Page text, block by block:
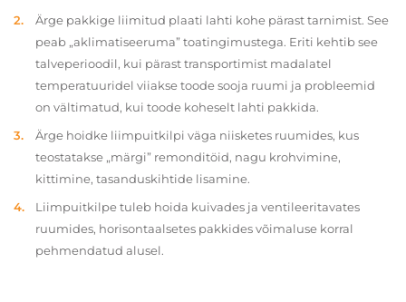
Ärge pakkige liimitud plaati lahti kohe pärast tarnimist. See
peab „aklimatiseeruma” toatingimustega. Eriti kehtib see
talveperioodil, kui pärast transportimist madalatel
temperatuuridel viiakse toode sooja ruumi ja probleemid
on vältimatud, kui toode koheselt lahti pakkida.
Ärge hoidke liimpuitkilpi väga niisketes ruumides, kus
teostatakse „märgi” remonditöid, nagu krohvimine,
kittimine, tasanduskihtide lisamine.
Liimpuitkilpe tuleb hoida kuivades ja ventileeritavates
ruumides, horisontaalsetes pakkides võimaluse korral
pehmendatud alusel.